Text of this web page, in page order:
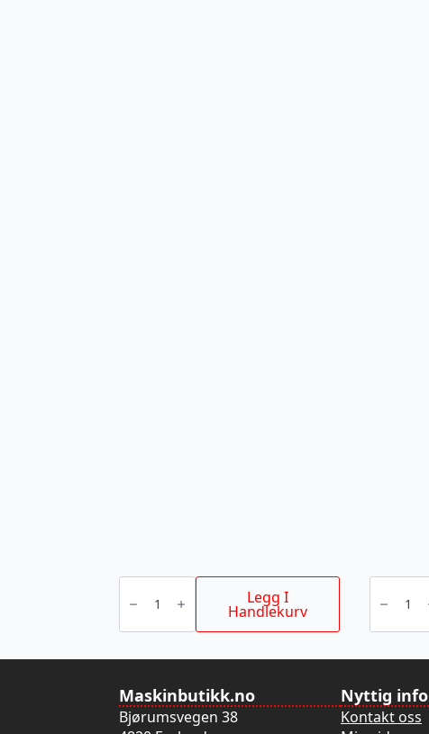
FUGEBLAD
Legg I
Handlekurv
VATER
60CM
Maskinbutikk.no
Bjørumsvegen 38
Nyttig info
Kontakt oss